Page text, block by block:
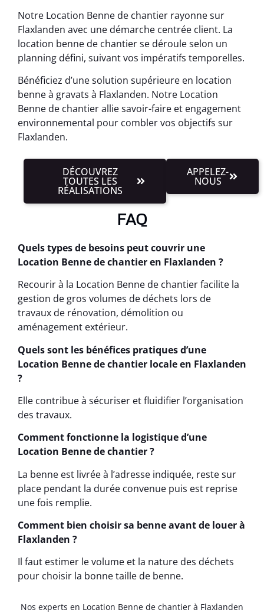
Notre Location Benne de chantier rayonne sur
Flaxlanden avec une démarche centrée client. La
location benne de chantier se déroule selon un
planning défini, suivant vos impératifs temporelles.
Bénéficiez d’une solution supérieure en location
benne à gravats à Flaxlanden. Notre Location
Benne de chantier allie savoir-faire et engagement
environnemental pour combler vos objectifs sur
Flaxlanden.
DÉCOUVREZ
TOUTES LES
RÉALISATIONS
APPELEZ-
NOUS
FAQ
Quels types de besoins peut couvrir une
Location Benne de chantier en Flaxlanden ?
Recourir à la Location Benne de chantier facilite la
gestion de gros volumes de déchets lors de
travaux de rénovation, démolition ou
aménagement extérieur.
Quels sont les bénéfices pratiques d’une
Location Benne de chantier locale en Flaxlanden
?
Elle contribue à sécuriser et fluidifier l’organisation
des travaux.
Comment fonctionne la logistique d’une
Location Benne de chantier ?
La benne est livrée à l’adresse indiquée, reste sur
place pendant la durée convenue puis est reprise
une fois remplie.
Comment bien choisir sa benne avant de louer à
Flaxlanden ?
Il faut estimer le volume et la nature des déchets
pour choisir la bonne taille de benne.
Nos experts en Location Benne de chantier à Flaxlanden